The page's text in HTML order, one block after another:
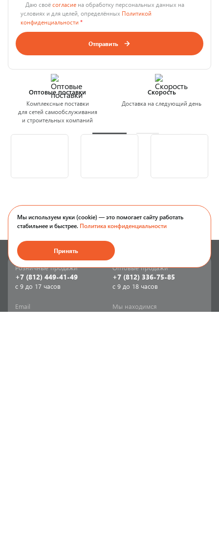
Даю своёсогласие на обработку персональных данных на
условиях и для целей, определённых Политикой
конфиденциальности *
Отправить
Оптовые поставки
Комплексные поставки
для сетей самообслуживания
и строительных компаний
Скорость
Доставка на следующий день
Мы используем куки (cookie) — это помогает сайту работать
стабильнее и быстрее. Политика конфиденциальности
Принять
Розничные продажи
+7 (812) 449-41-49
с 9 до 17 часов
Оптовые продажи
+7 (812) 336-75-85
с 9 до 18 часов
Email Мы находимся